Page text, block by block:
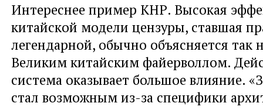
Интереснее пример КНР. Высокая
китайской модели цензуры, ставшая
легендарной, обычно объясняется так
Великим китайским файерволлом.
система оказывает большое влияние.
стал возможным из-за специфики